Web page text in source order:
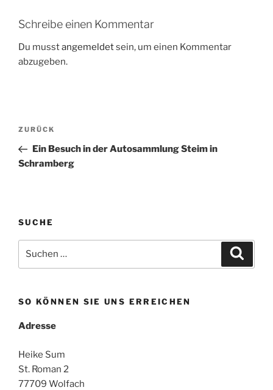
Schreibe einen Kommentar
Du musstangemeldetsein, um einen Kommentar
abzugeben.
Beitragsnavigation
Vorheriger
Beitrag
ZURÜCK
Ein Besuch in der Autosammlung Steim in
Schramberg
SUCHE
nach:
SO KÖNNEN SIE UNS ERREICHEN
Adresse
Heike Sum
St. Roman 2
77709 Wolfach